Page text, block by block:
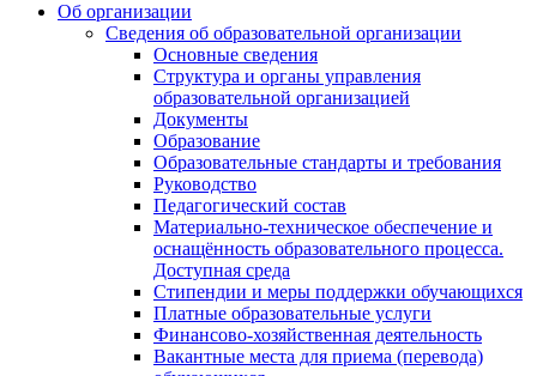
Об организации
Сведения об образовательной организации
Основные сведения
Структура и органы управления
образовательной организацией
Документы
Образование
Образовательные стандарты и требования
Руководство
Педагогический состав
Материально-техническое обеспечение и
оснащённость образовательного процесса.
Доступная среда
Стипендии и меры поддержки обучающихся
Платные образовательные услуги
Финансово-хозяйственная деятельность
Вакантные места для приема (перевода)